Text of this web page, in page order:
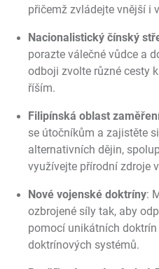
přičemž zvládejte vnější i
Nacionalistický čínský
porazte válečné vůdce a
odboji zvolte různé cesty
říším.
Filipínská oblast
se útočníkům a zajistěte
alternativních dějin,
využívejte přírodní zdroje
Nové vojenské doktríny:
ozbrojené síly tak, aby
pomocí unikátních
doktrínových systémů.